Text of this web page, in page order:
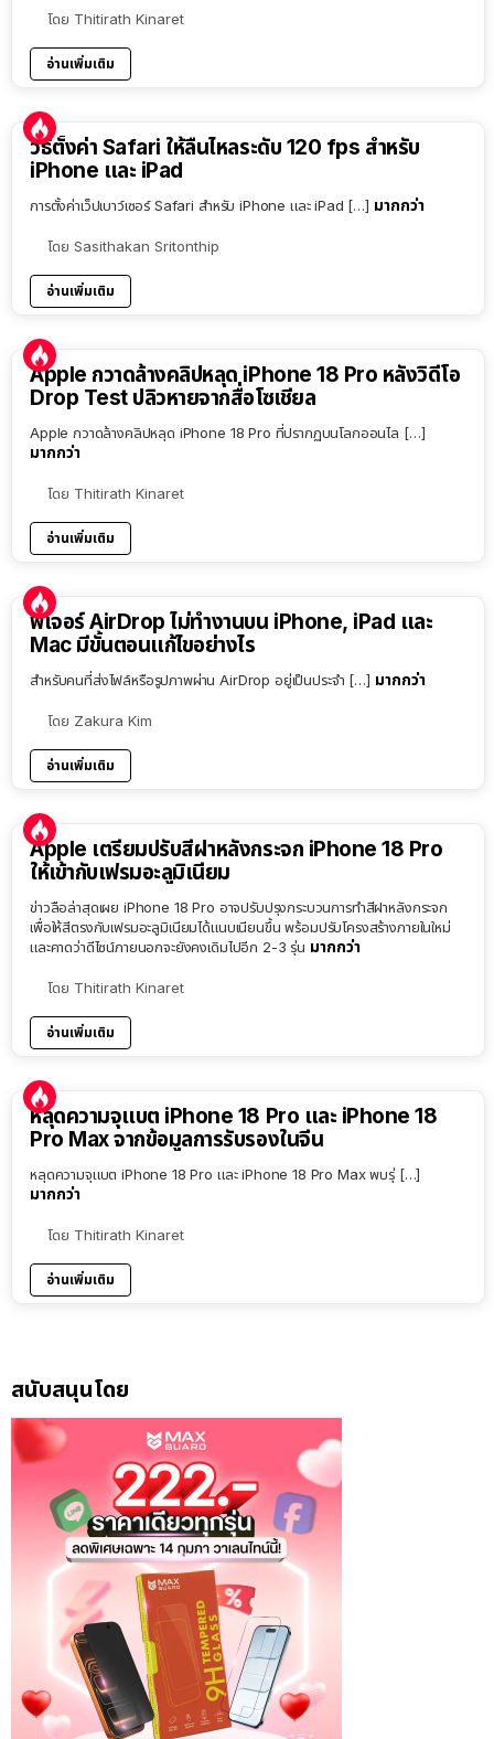
โดย Thitirath Kinaret
อ่านเพิ่มเติม
วิธีตั้งค่า Safari ให้ลื่นไหลระดับ 120 fps สำหรับ
iPhone และ iPad
การตั้งค่าเว็ปเบาว์เซอร์ Safari สำหรับ iPhone และ iPad […] มากกว่า
โดย Sasithakan Sritonthip
อ่านเพิ่มเติม
Apple กวาดล้างคลิปหลุด iPhone 18 Pro หลังวิดีโอ
Drop Test ปลิวหายจากสื่อโซเชียล
Apple กวาดล้างคลิปหลุด iPhone 18 Pro ที่ปรากฏบนโลกออนไล […]
มากกว่า
โดย Thitirath Kinaret
อ่านเพิ่มเติม
ฟีเจอร์ AirDrop ไม่ทำงานบน iPhone, iPad และ
Mac มีขั้นตอนแก้ไขอย่างไร
สำหรับคนที่ส่งไฟล์หรือรูปภาพผ่าน AirDrop อยู่เป็นประจำ […] มากกว่า
โดย Zakura Kim
อ่านเพิ่มเติม
Apple เตรียมปรับสีฝาหลังกระจก iPhone 18 Pro
ให้เข้ากับเฟรมอะลูมิเนียม
ข่าวลือล่าสุดเผย iPhone 18 Pro อาจปรับปรุงกระบวนการทำสีฝาหลังกระจก
เพื่อให้สีตรงกับเฟรมอะลูมิเนียมได้แนบเนียนขึ้น พร้อมปรับโครงสร้างภายในใหม่
และคาดว่าดีไซน์ภายนอกจะยังคงเดิมไปอีก 2-3 รุ่น มากกว่า
โดย Thitirath Kinaret
อ่านเพิ่มเติม
หลุดความจุแบต iPhone 18 Pro และ iPhone 18
Pro Max จากข้อมูลการรับรองในจีน
หลุดความจุแบต iPhone 18 Pro และ iPhone 18 Pro Max พบรุ่ […]
มากกว่า
โดย Thitirath Kinaret
อ่านเพิ่มเติม
สนับสนุนโดย